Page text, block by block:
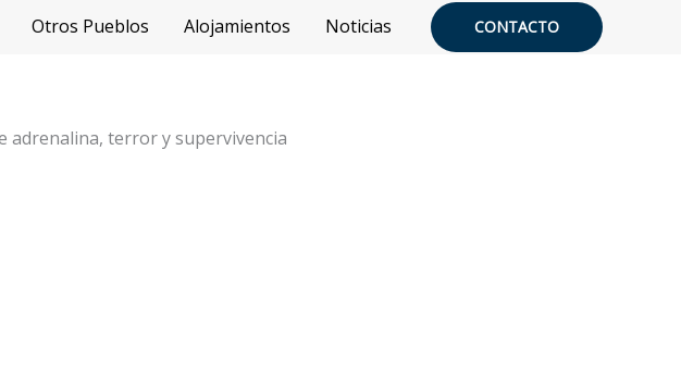
Otros Pueblos Alojamientos Noticias CONTACTO
adrenalina, terror y supervivencia